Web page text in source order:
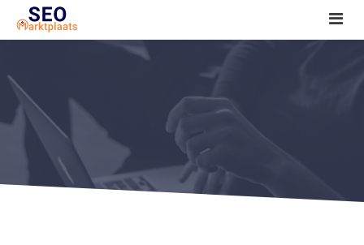
SEO tools reviews
Marketeer bij jou in de buurt?
Offerte
1. Seo voor beginners +
2. Onderzoeken +